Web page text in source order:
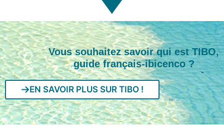
Vous souhaitez savoir qui est TIBO,
guide français-ibicenco ?
EN SAVOIR PLUS SUR TIBO !